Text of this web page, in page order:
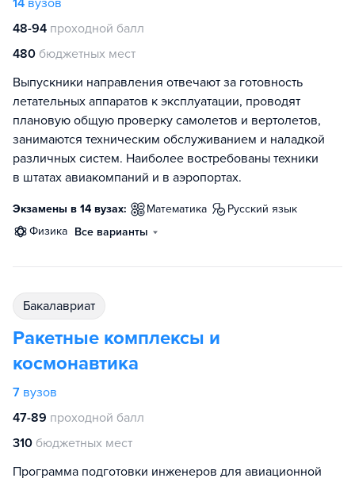
14 вузов
48-94 проходной балл
480 бюджетных мест
Выпускники направления отвечают за готовность
летательных аппаратов к эксплуатации, проводят
плановую общую проверку самолетов и вертолетов,
занимаются техническим обслуживанием и наладкой
различных систем. Наиболее востребованы техники
в штатах авиакомпаний и в аэропортах.
Экзамены в 14 вузах: математика
русский язык
физика Все варианты
бакалавриат
Ракетные комплексы и
космонавтика
7 вузов
47-89 проходной балл
310 бюджетных мест
Программа подготовки инженеров для авиационной